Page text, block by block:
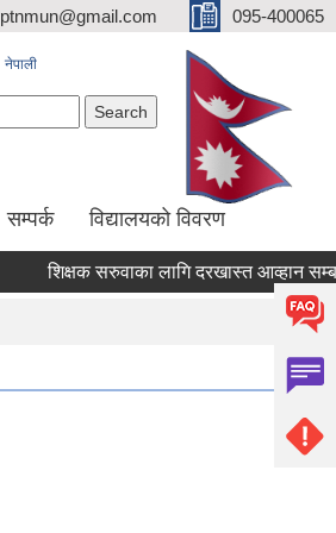
ptnmun@gmail.com 095-400065
नेपाली
सम्पर्क विद्यालयको विवरण
शिक्षक सरुवाका लागि दरखास्त आव्हान सम्बन्धी